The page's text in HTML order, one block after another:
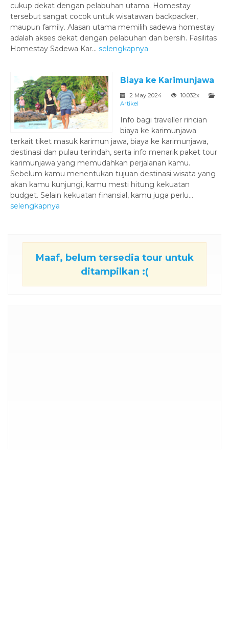
cukup dekat dengan pelabuhan utama. Homestay
tersebut sangat cocok untuk wisatawan backpacker,
maupun family. Alasan utama memilih sadewa homestay
adalah akses dekat dengan pelabuhan dan bersih. Fasilitas
Homestay Sadewa Kar... selengkapnya
Biaya ke Karimunjawa
2 May 2024
10.032x
Artikel
Info bagi traveller rincian
biaya ke karimunjawa
terkait tiket masuk karimun jawa, biaya ke karimunjawa,
destinasi dan pulau terindah, serta info menarik paket tour
karimunjawa yang memudahkan perjalanan kamu.
Sebelum kamu menentukan tujuan destinasi wisata yang
akan kamu kunjungi, kamu mesti hitung kekuatan
budget. Selain kekuatan finansial, kamu juga perlu...
selengkapnya
Maaf, belum tersedia tour untuk
ditampilkan :(